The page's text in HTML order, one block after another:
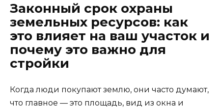
Законный срок охраны
земельных ресурсов: как
это влияет на ваш участок и
почему это важно для
стройки
Когда люди покупают землю, они часто думают,
что главное — это площадь, вид из окна и